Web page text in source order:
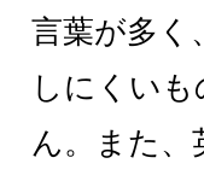
言葉が多く
しにくい
ん。また、